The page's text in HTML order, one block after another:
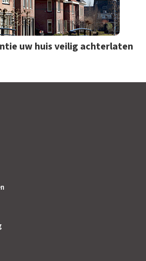
uw huis veilig achterlaten